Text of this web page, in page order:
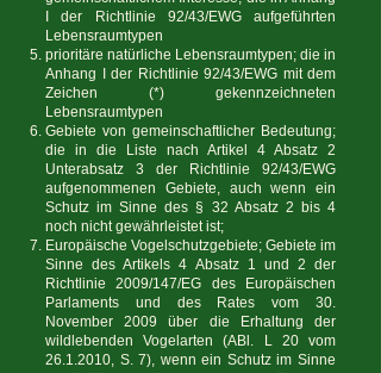
I der Richtlinie 92/43/EWG aufgeführten
Lebensraumtypen
prioritäre natürliche Lebensraumtypen; die in
Anhang I der Richtlinie 92/43/EWG mit dem
Zeichen (*) gekennzeichneten
Lebensraumtypen
Gebiete von gemeinschaftlicher Bedeutung;
die in die Liste nach Artikel 4 Absatz 2
Unterabsatz 3 der Richtlinie 92/43/EWG
aufgenommenen Gebiete, auch wenn ein
Schutz im Sinne des § 32 Absatz 2 bis 4
noch nicht gewährleistet ist;
Europäische Vogelschutzgebiete; Gebiete im
Sinne des Artikels 4 Absatz 1 und 2 der
Richtlinie 2009/147/EG des Europäischen
Parlaments und des Rates vom 30.
November 2009 über die Erhaltung der
wildlebenden Vogelarten (ABl. L 20 vom
26.1.2010, S. 7), wenn ein Schutz im Sinne